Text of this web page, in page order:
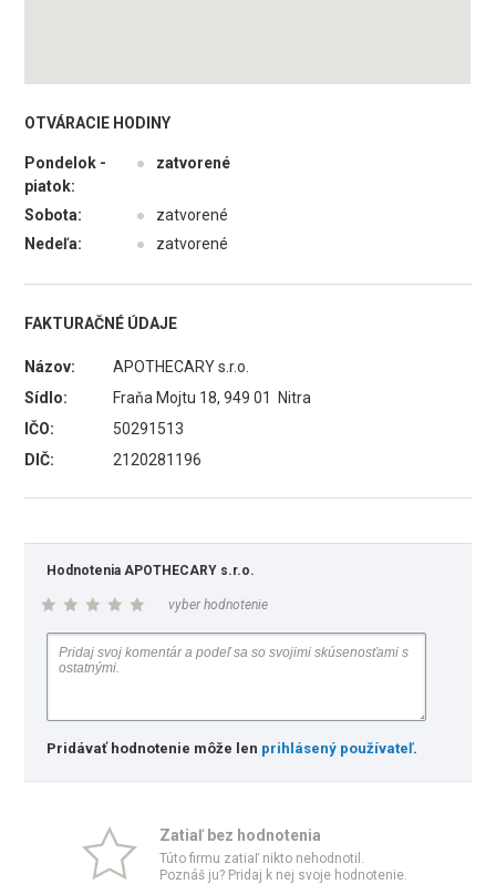
OTVÁRACIE HODINY
Pondelok -
piatok:
● zatvorené
Sobota: ●
zatvorené
Nedeľa:
● zatvorené
FAKTURAČNÉ ÚDAJE
Názov:
APOTHECARY s.r.o.
Sídlo:
Fraňa Mojtu 18, 949 01 Nitra
IČO:
50291513
DIČ:
2120281196
Hodnotenia APOTHECARY s.r.o.
vyber hodnotenie
Pridávať hodnotenie môže len prihlásený používateľ.
Zatiaľ bez hodnotenia
Túto firmu zatiaľ nikto nehodnotil.
Poznáš ju? Pridaj k nej svoje hodnotenie.